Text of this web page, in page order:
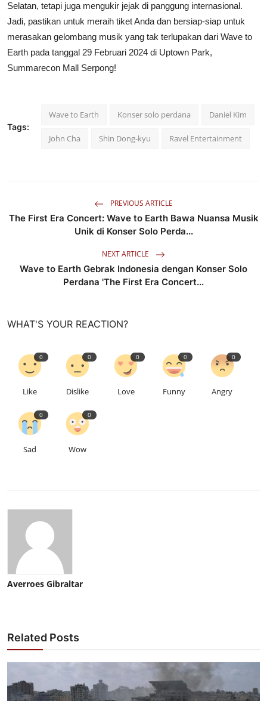
Selatan, tetapi juga mengukir jejak di panggung internasional.
Jadi, pastikan untuk meraih tiket Anda dan bersiap-siap untuk
merasakan gelombang musik yang tak terlupakan dari Wave to
Earth pada tanggal 29 Februari 2024 di Uptown Park,
Summarecon Mall Serpong!
Tags:
Wave to Earth Konser solo perdana Daniel Kim
John Cha Shin Dong-kyu Ravel Entertainment
PREVIOUS ARTICLE
The First Era Concert: Wave to Earth Bawa Nuansa Musik
Unik di Konser Solo Perda...
NEXT ARTICLE
Wave to Earth Gebrak Indonesia dengan Konser Solo
Perdana 'The First Era Concert...
WHAT'S YOUR REACTION?
0
Like
0
Dislike
0
Love
0
Funny
0
Angry
0
Sad
0
Wow
Averroes Gibraltar
Related Posts